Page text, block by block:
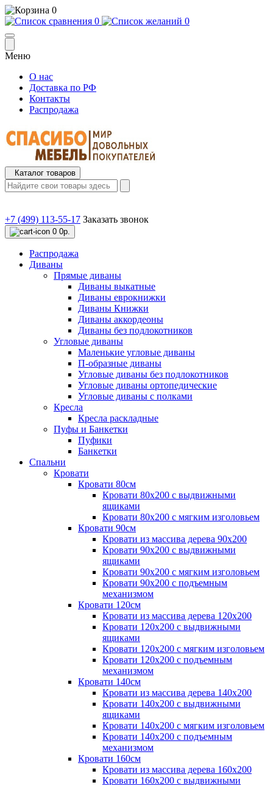
0
0
0
Меню
О нас
Доставка по РФ
Контакты
Распродажа
Каталог товаров
+7 (499) 113-55-17 Заказать звонок
0 0р.
Распродажа
Диваны
Прямые диваны
Диваны выкатные
Диваны еврокнижки
Диваны Книжки
Диваны аккордеоны
Диваны без подлокотников
Угловые диваны
Маленькие угловые диваны
П-образные диваны
Угловые диваны без подлокотников
Угловые диваны ортопедические
Угловые диваны с полками
Кресла
Кресла раскладные
Пуфы и Банкетки
Пуфики
Банкетки
Спальни
Кровати
Кровати 80см
Кровати 80х200 с выдвижными
ящиками
Кровати 80х200 с мягким изголовьем
Кровати 90см
Кровати из массива дерева 90х200
Кровати 90х200 с выдвижными
ящиками
Кровати 90х200 с мягким изголовьем
Кровати 90х200 с подъемным
механизмом
Кровати 120см
Кровати из массива дерева 120х200
Кровати 120х200 с выдвижными
ящиками
Кровати 120х200 с мягким изголовьем
Кровати 120х200 с подъемным
механизмом
Кровати 140см
Кровати из массива дерева 140х200
Кровати 140х200 с выдвижными
ящиками
Кровати 140х200 с мягким изголовьем
Кровати 140х200 с подъемным
механизмом
Кровати 160см
Кровати из массива дерева 160х200
Кровати 160х200 с выдвижными